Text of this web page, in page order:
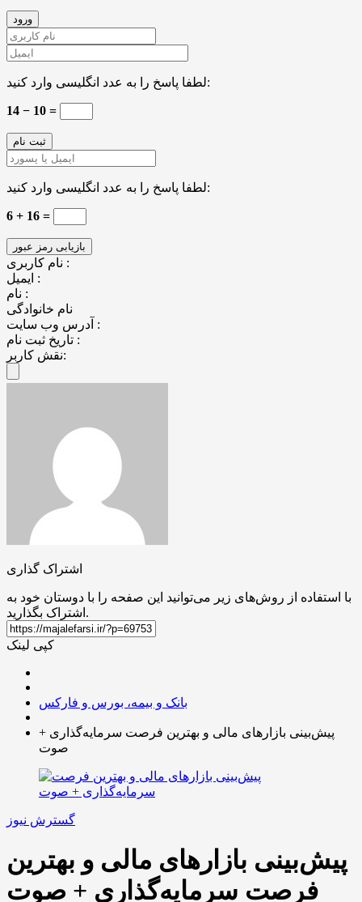
لطفا پاسخ را به عدد انگلیسی وارد کنید:
14 − 10 =
لطفا پاسخ را به عدد انگلیسی وارد کنید:
6 + 16 =
نام کاربری :
ایمیل :
نام :
نام خانوادگی
آدرس وب سایت :
تاریخ ثبت نام :
نقش کاربر:
اشتراک گذاری
با استفاده از روش‌های زیر می‌توانید این صفحه را با دوستان خود به
اشتراک بگذارید.
کپی لینک
بانک و بیمه، بورس و فارکس
پیش‌بینی بازارهای مالی و بهترین فرصت سرمایه‌گذاری +
صوت
گسترش نیوز
پیش‌بینی بازارهای مالی و بهترین
فرصت سرمایه‌گذاری + صوت